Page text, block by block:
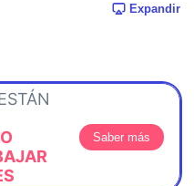
Expandir
Saber más